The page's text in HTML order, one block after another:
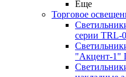
Еще
Торговое
серии TRL-
"Акцент-1"